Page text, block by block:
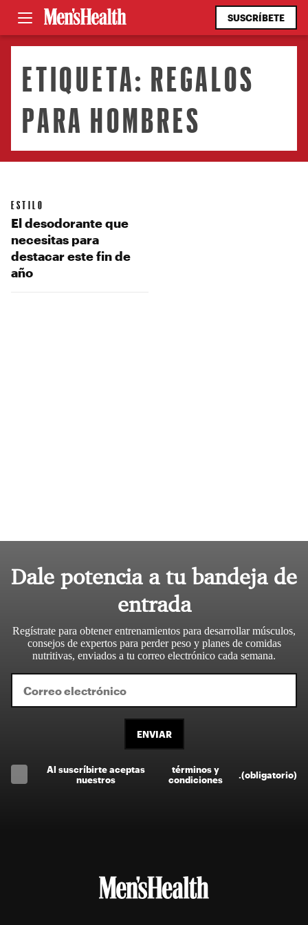
SUSCRÍBETE
ETIQUETA: REGALOS
PARA HOMBRES
ESTILO
El desodorante que
necesitas para
destacar este fin de
año
Dale potencia a tu bandeja de
entrada
Regístrate para obtener entrenamientos para desarrollar músculos,
consejos de expertos para perder peso y planes de comidas
nutritivas, enviados a tu correo electrónico cada semana.
ENVIAR
Al suscríbirte aceptas
nuestros
términos y
condiciones
(obligatorio)